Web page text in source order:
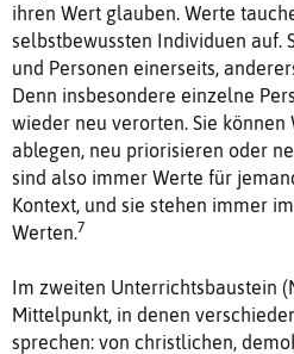
ihren Wert glauben. Werte
selbstbewussten Individuen auf.
und Personen einerseits,
Denn insbesondere einzelne
wieder neu verorten. Sie
ablegen, neu priorisieren oder
sind also immer Werte für
Kontext, und sie stehen immer
Werten.7
Im zweiten Unterrichtsbaustein
Mittelpunkt, in denen
sprechen: von christlichen,